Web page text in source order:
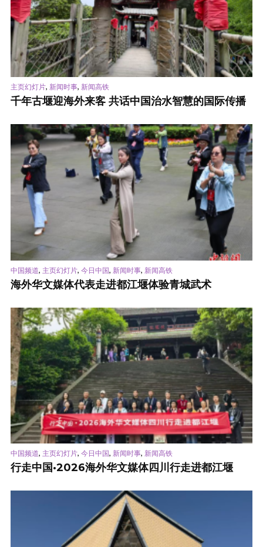
主页幻灯片, 新闻时事, 新闻高铁
千年古堰迎海外来客 共话中国治水智慧的国际传播
中国频道, 主页幻灯片, 今日中国, 新闻时事, 新闻高铁
海外华文媒体代表走进都江堰体验青城武术
中国频道, 主页幻灯片, 今日中国, 新闻时事, 新闻高铁
行走中国·2026海外华文媒体四川行走进都江堰